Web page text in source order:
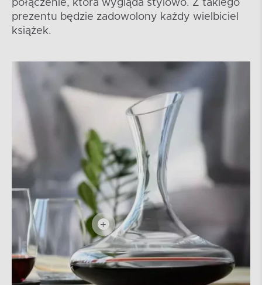
połączenie, która wygląda stylowo. Z takiego
prezentu będzie zadowolony każdy wielbiciel
książek.